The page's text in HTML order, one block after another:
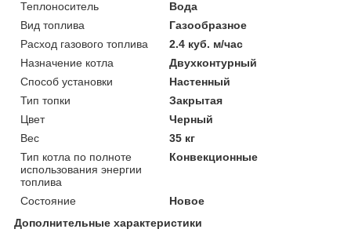
Теплоноситель
Вода
Вид топлива
Газообразное
Расход газового топлива
2.4 куб. м/час
Назначение котла
Двухконтурный
Способ установки
Настенный
Тип топки
Закрытая
Цвет
Черный
Вес
35 кг
Тип котла по полноте
использования энергии
топлива
Конвекционные
Состояние
Новое
Дополнительные характеристики